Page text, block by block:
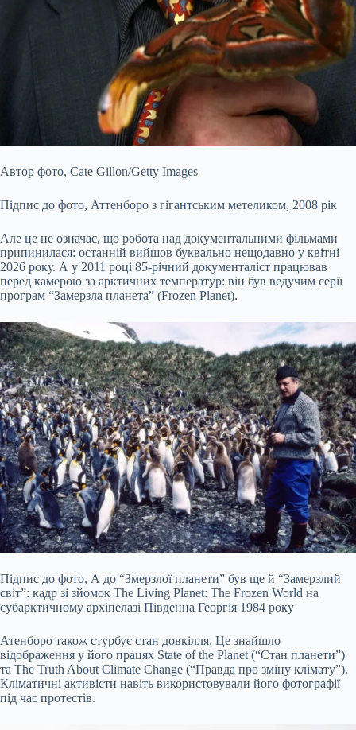
Автор фото, Cate Gillon/Getty Images
Підпис до фото, Аттенборо з гігантським метеликом, 2008 рік
Але це не означає, що робота над документальними фільмами
припинилася: останній вийшов буквально нещодавно у квітні
2026 року. А у 2011 році 85-річний документаліст працював
перед камерою за арктичних температур: він був ведучим серії
програм “Замерзла планета” (Frozen Planet).
Підпис до фото, А до “Змерзлої планети” був ще й “Замерзлий
світ”: кадр зі зйомок The Living Planet: The Frozen World на
субарктичному архіпелазі Південна Георгія 1984 року
Атенборо також стурбує стан довкілля. Це знайшло
відображення у його працях State of the Planet (“Стан планети”)
та The Truth About Climate Change (“Правда про зміну клімату”).
Кліматичні активісти навіть використовували його фотографії
під час протестів.